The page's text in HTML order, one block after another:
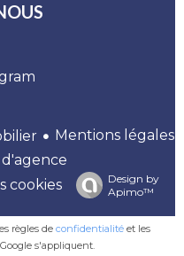
Mentions légales
cookies
Design by
Apimo™
règles de confidentialité et les
s'appliquent.